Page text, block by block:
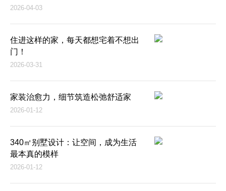
2026-04-03
住进这样的家，每天都想宅着不想出
门！
2026-03-31
家装治愈力，细节筑造松弛舒适家
2026-01-12
340㎡别墅设计：让空间，成为生活
最本真的模样
2026-01-12